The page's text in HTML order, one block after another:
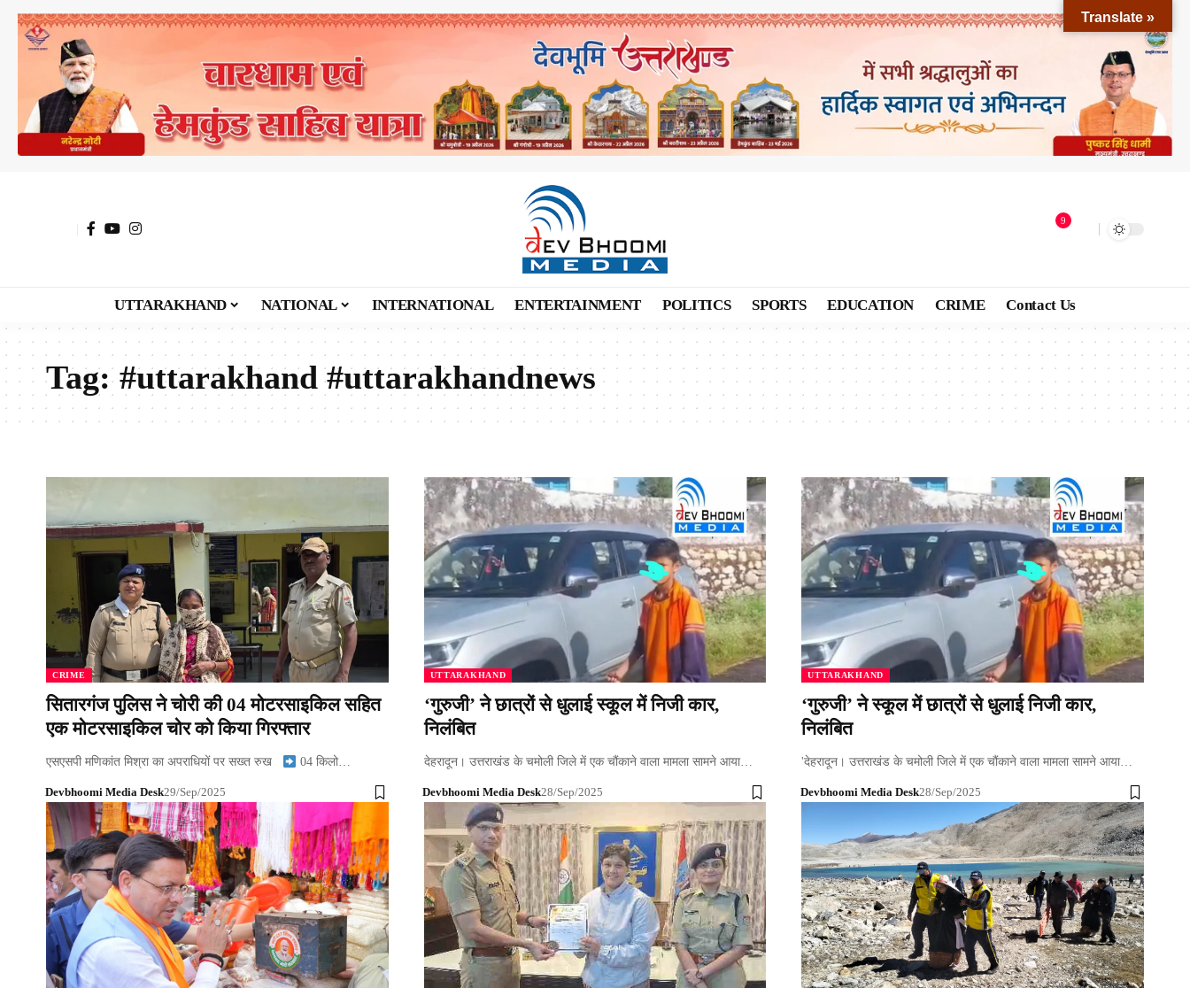
9
UTTARAKHAND NATIONAL INTERNATIONAL ENTERTAINMENT POLITICS SPORTS EDUCATION CRIME Contact Us
Tag:#uttarakhand #uttarakhandnews
CRIME
सितारगंज पुलिस ने चोरी की 04 मोटरसाइकिल सहित
एक मोटरसाइकिल चोर को किया गिरफ्तार
एसएसपी मणिकांत मिश्रा का अपराधियों पर सख्त रुख 04 किलो…
Devbhoomi Media Desk29/Sep/2025
UTTARAKHAND
‘गुरुजी’ ने छात्रों से धुलाई स्कूल में निजी कार,
निलंबित
देहरादून। उत्तराखंड के चमोली जिले में एक चौंकाने वाला मामला सामने आया…
Devbhoomi Media Desk28/Sep/2025
UTTARAKHAND
‘गुरुजी’ ने स्कूल में छात्रों से धुलाई निजी कार,
निलंबित
'देहरादून। उत्तराखंड के चमोली जिले में एक चौंकाने वाला मामला सामने आया…
Devbhoomi Media Desk28/Sep/2025
Translate »